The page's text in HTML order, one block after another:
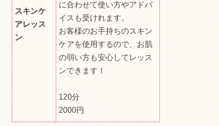
スキンケ
アレッス
ン
に合わせて使い方やアドバ
イスも受けれます。
お客様のお手持ちのスキン
ケアを使用するので、お肌
の弱い方も安心してレッス
ンできます！
120分
2000円